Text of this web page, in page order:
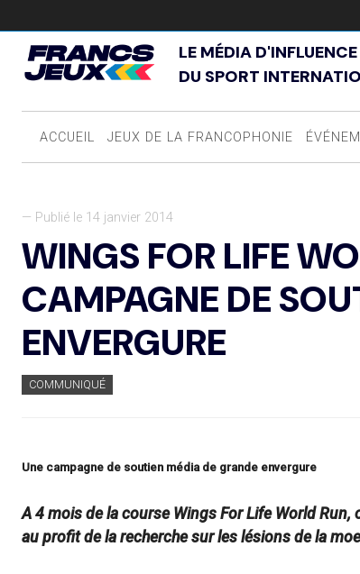
LE MÉDIA D'INFLUENCE
DU SPORT
ACCUEIL JEUX DE LA FRANCOPHONIE
— Publié le 14 janvier 2014
WINGS FOR LIFE
CAMPAGNE DE
ENVERGURE
COMMUNIQUÉ
Une campagne de soutien média de grande envergure
A 4 mois de la course Wings For Life World
au profit de la recherche sur les lésions de la